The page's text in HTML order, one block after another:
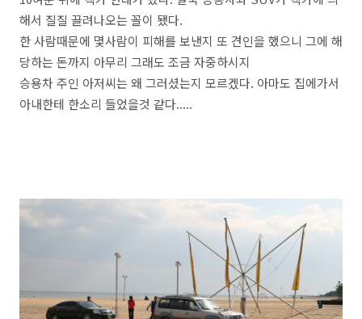
해서 질질 끌려나오는 꼴이 됐다.
한 사람때문에 몇사람이 피해를 보낸지 또 견인을 했으니 그에 해
당하는 돈까지 아무리 그래도 조금 자중하시지
승용차 주인 아저씨는 왜 그러셨는지 모르겠다. 아마도 집에가서
아내한테 한소리 들었을것 같다.....